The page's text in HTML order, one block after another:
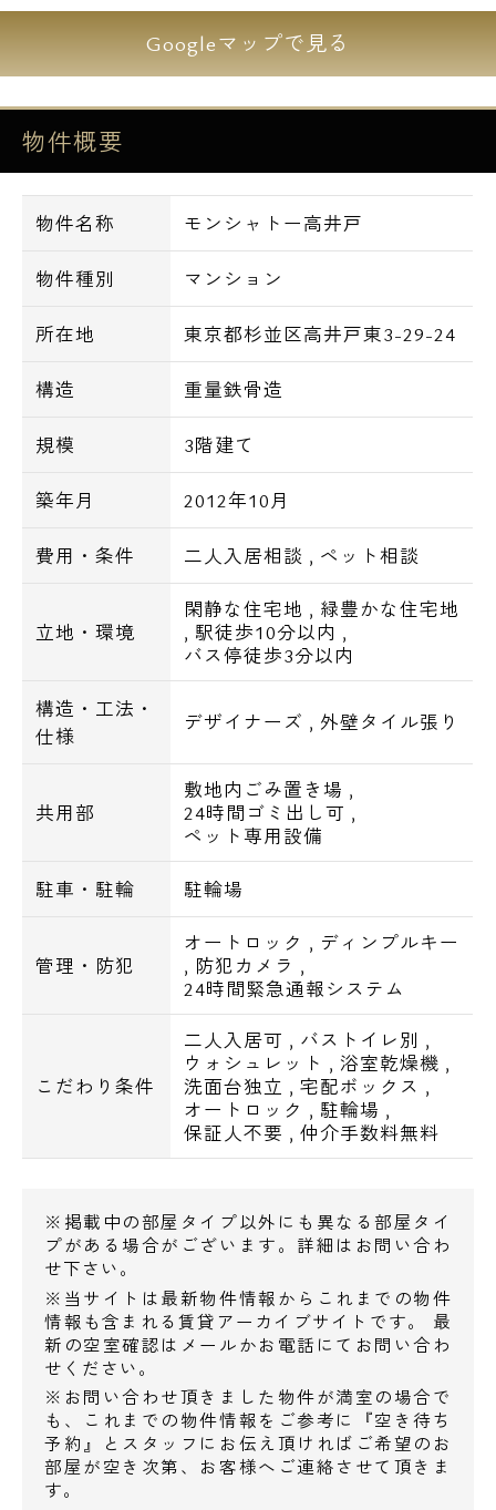
■室内洗濯機置き場
■活水装置設置済み
■ロフト付き：3Fのみ
■エアコン
■システムキッチン
■ガスコンロ
■フローリング
■クローゼット
■シューズBOX
■Bフレッツ対応
■駐輪場
==================================
======================
■周辺環境■
ミニストップまで徒歩1分。
セブンイレブンまで徒歩2分。
Olympic、コジマNEWまで徒歩4分。
イトーヨーカドー、サミットストアまで徒歩
5分。
ファミリーマートまで徒歩7分。
杉並区の新築・高級賃貸・デザイナーズマン
ションは当社エスアールホームにお任せ下さ
また「仲介手数料無料診断」や初期費用をお
手持ちの「クレジットカード」にてお支払い
頂けますのでお気軽にお問い合わせ下さいま
Googleマップで見る
物件概要
物件名称 モンシャトー高井戸
物件種別 マンション
所在地 東京都杉並区高井戸東3-29-24
構造 重量鉄骨造
規模 3階建て
築年月 2012年10月
費用・条件 二人入居相談 , ペット相談
立地・環境
閑静な住宅地 , 緑豊かな住宅地
, 駅徒歩10分以内 ,
バス停徒歩3分以内
構造・工法・
仕様
デザイナーズ , 外壁タイル張り
共用部
敷地内ごみ置き場 ,
24時間ゴミ出し可 ,
ペット専用設備
駐車・駐輪 駐輪場
管理・防犯
オートロック , ディンプルキー
, 防犯カメラ ,
24時間緊急通報システム
こだわり条件
二人入居可 , バストイレ別 ,
ウォシュレット , 浴室乾燥機 ,
洗面台独立 ,宅配ボックス ,
オートロック , 駐輪場 ,
保証人不要 ,仲介手数料無料
※掲載中の部屋タイプ以外にも異なる部屋タイ
プがある場合がございます。詳細はお問い合わ
せ下さい。
※当サイトは最新物件情報からこれまでの物件
情報も含まれる賃貸アーカイブサイトです。 最
新の空室確認はメールかお電話にてお問い合わ
せください。
※お問い合わせ頂きました物件が満室の場合で
も、これまでの物件情報をご参考に『空き待ち
予約』とスタッフにお伝え頂ければご希望のお
部屋が空き次第、お客様へご連絡させて頂きま
す。
電話でお問い合わせ